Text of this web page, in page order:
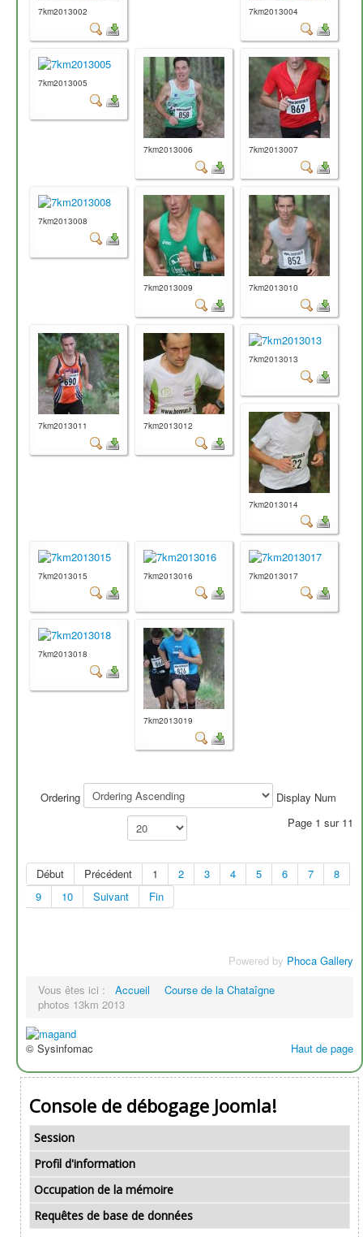
7km2013002 7km2013004
7km2013005
7km2013006 7km2013007
7km2013008
7km2013009 7km2013010
7km2013011 7km2013012
7km2013013
7km2013014
7km2013015 7km2013016 7km2013017
7km2013018
7km2013019
Ordering
Display Num
Page 1 sur 11
Début Précédent 1 2 3 4 5 6 7
8
9
10 Suivant Fin
Powered by Phoca Gallery
Vous êtes ici :
Accueil
Course de la Chataîgne
photos 13km 2013
Haut de page
© Sysinfomac
Console de débogage Joomla!
Session
Profil d'information
Occupation de la mémoire
Requêtes de base de données